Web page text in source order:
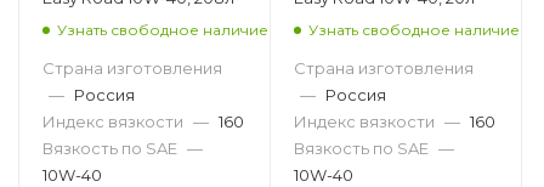
Узнать свободное наличие
Страна изготовления
— Россия
Индекс вязкости — 160
Вязкость по SAE —
10W-40
Узнать свободное наличие
Страна изготовления
— Россия
Индекс вязкости — 160
Вязкость по SAE —
10W-40